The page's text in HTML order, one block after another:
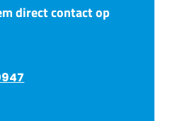
direct contact op